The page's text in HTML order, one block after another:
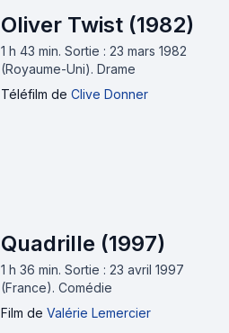
Oliver Twist (1982)
1 h 43 min. Sortie : 23 mars 1982
(Royaume-Uni). Drame
Téléfilm de Clive Donner
Quadrille (1997)
1 h 36 min. Sortie : 23 avril 1997
(France). Comédie
Film de Valérie Lemercier